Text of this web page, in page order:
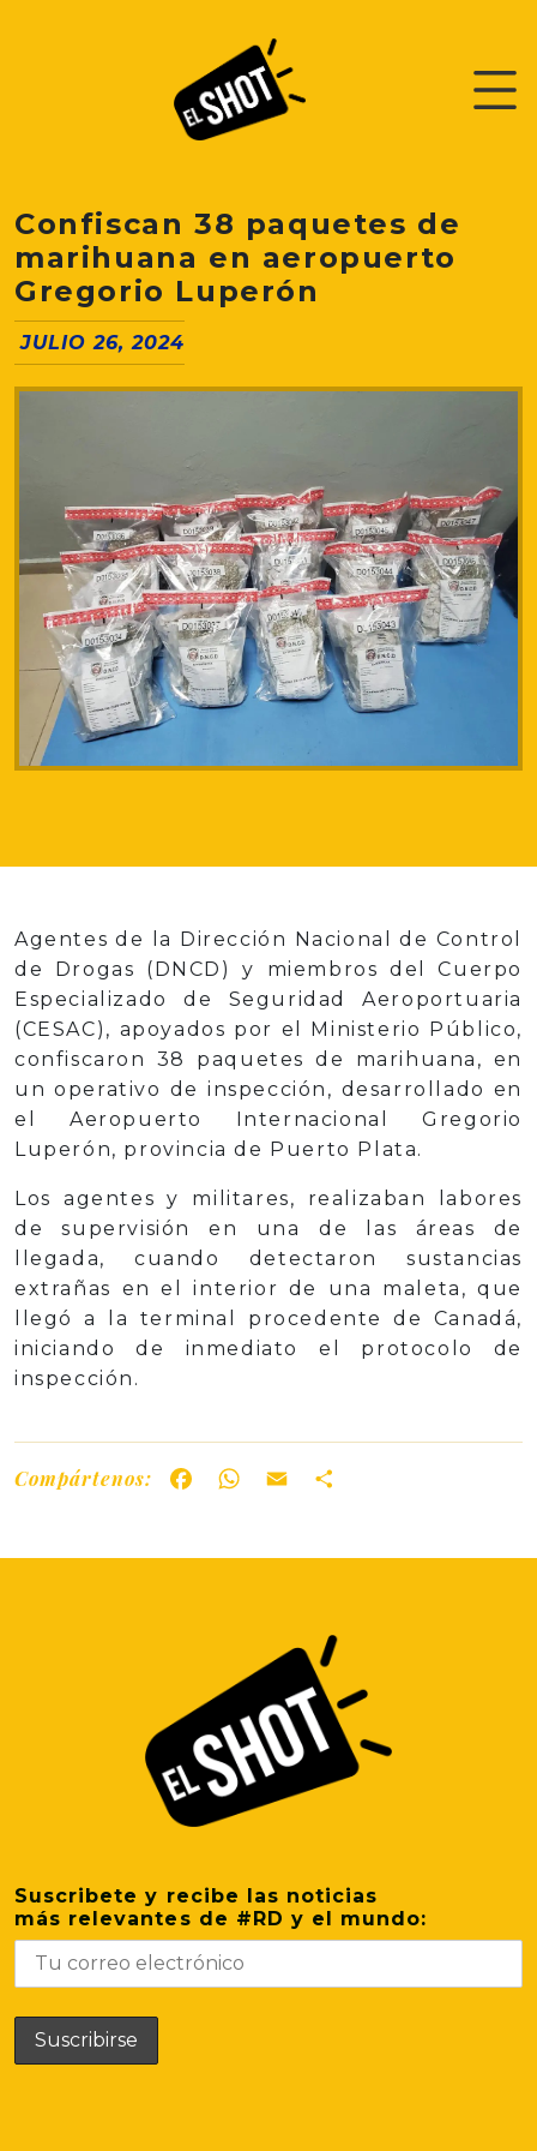
Confiscan 38 paquetes de
marihuana en aeropuerto
Gregorio Luperón
JULIO 26, 2024
Agentes de la Dirección Nacional de Control
de Drogas (DNCD) y miembros del Cuerpo
Especializado de Seguridad Aeroportuaria
(CESAC), apoyados por el Ministerio Público,
confiscaron 38 paquetes de marihuana, en
un operativo de inspección, desarrollado en
el Aeropuerto Internacional Gregorio
Luperón, provincia de Puerto Plata.
Los agentes y militares, realizaban labores
de supervisión en una de las áreas de
llegada, cuando detectaron sustancias
extrañas en el interior de una maleta, que
llegó a la terminal procedente de Canadá,
iniciando de inmediato el protocolo de
inspección.
Compártenos: FacebookWhatsApp
Email
Suscribete y recibe las noticias
más relevantes de #RD y el mundo: